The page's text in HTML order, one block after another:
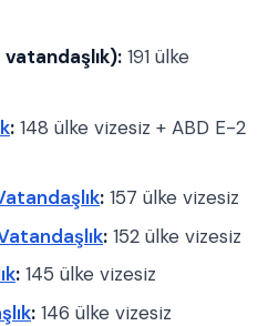
191 ülke
: 148 ülke vizesiz + ABD E-2
: 157 ülke vizesiz
: 152 ülke vizesiz
: 145 ülke vizesiz
: 146 ülke vizesiz